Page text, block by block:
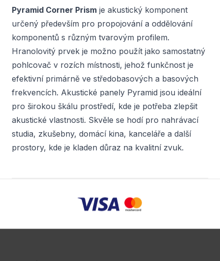
Pyramid Corner Prism je akustický komponent
určený především pro propojování a oddělování
komponentů s různým tvarovým profilem.
Hranolovitý prvek je možno použít jako samostatný
pohlcovač v rozích místnosti, jehož funkčnost je
efektivní primárně ve středobasových a basových
frekvencích. Akustické panely Pyramid jsou ideální
pro širokou škálu prostředí, kde je potřeba zlepšit
akustické vlastnosti. Skvěle se hodí pro nahrávací
studia, zkušebny, domácí kina, kanceláře a další
prostory, kde je kladen důraz na kvalitní zvuk.